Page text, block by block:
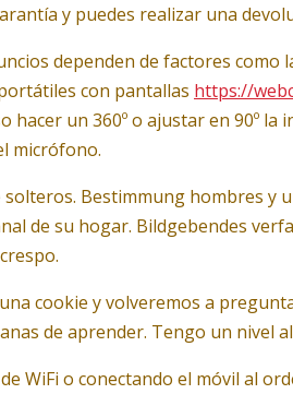
y puedes realizar una
dependen de factores
con pantallas https://
un 360º o ajustar en 90º la
micrófono.
Bestimmung hombres y
de su hogar. Bildgebendes
cookie y volveremos a
de aprender. Tengo un nivel
WiFi o conectando el móvil al